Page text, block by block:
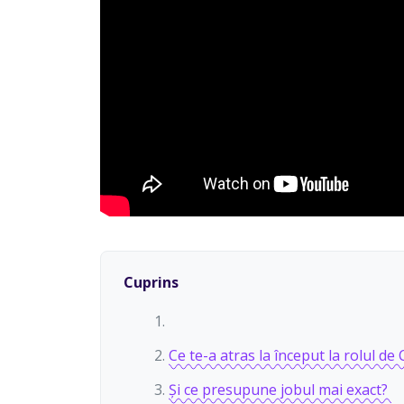
Cuprins
Ce te-a atras la început la rolul de
Și ce presupune jobul mai exact?